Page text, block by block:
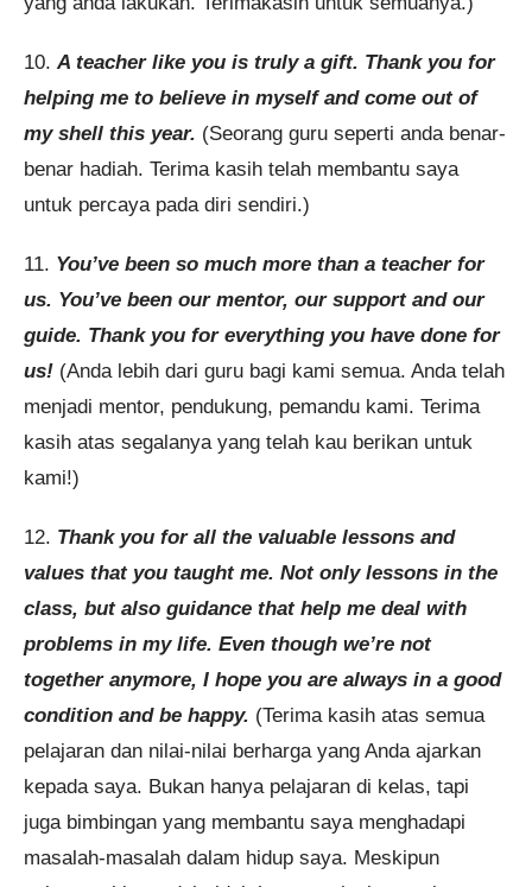
10. A teacher like you is truly a gift. Thank you for
helping me to believe in myself and come out of
my shell this year. (Seorang guru seperti anda benar-
benar hadiah. Terima kasih telah membantu saya
untuk percaya pada diri sendiri.)
11. You’ve been so much more than a teacher for
us. You’ve been our mentor, our support and our
guide. Thank you for everything you have done for
us! (Anda lebih dari guru bagi kami semua. Anda telah
menjadi mentor, pendukung, pemandu kami. Terima
kasih atas segalanya yang telah kau berikan untuk
kami!)
12. Thank you for all the valuable lessons and
values that you taught me. Not only lessons in the
class, but also guidance that help me deal with
problems in my life. Even though we’re not
together anymore, I hope you are always in a good
condition and be happy. (Terima kasih atas semua
pelajaran dan nilai-nilai berharga yang Anda ajarkan
kepada saya. Bukan hanya pelajaran di kelas, tapi
juga bimbingan yang membantu saya menghadapi
masalah-masalah dalam hidup saya. Meskipun